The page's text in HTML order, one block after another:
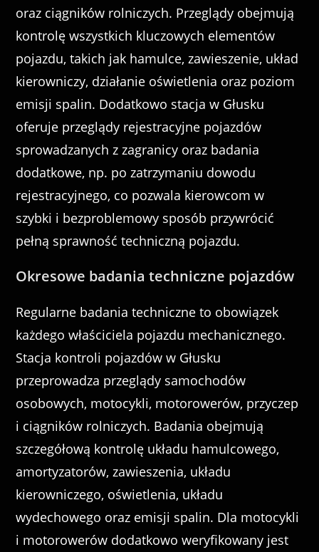
oraz ciągników rolniczych. Przeglądy obejmują
kontrolę wszystkich kluczowych elementów
pojazdu, takich jak hamulce, zawieszenie, układ
kierowniczy, działanie oświetlenia oraz poziom
emisji spalin. Dodatkowo stacja w Głusku
oferuje przeglądy rejestracyjne pojazdów
sprowadzanych z zagranicy oraz badania
dodatkowe, np. po zatrzymaniu dowodu
rejestracyjnego, co pozwala kierowcom w
szybki i bezproblemowy sposób przywrócić
pełną sprawność techniczną pojazdu.
Okresowe badania techniczne pojazdów
Regularne badania techniczne to obowiązek
każdego właściciela pojazdu mechanicznego.
Stacja kontroli pojazdów w Głusku
przeprowadza przeglądy samochodów
osobowych, motocykli, motorowerów, przyczep
i ciągników rolniczych. Badania obejmują
szczegółową kontrolę układu hamulcowego,
amortyzatorów, zawieszenia, układu
kierowniczego, oświetlenia, układu
wydechowego oraz emisji spalin. Dla motocykli
i motorowerów dodatkowo weryfikowany jest